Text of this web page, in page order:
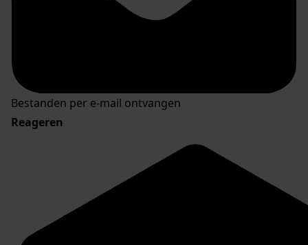
Bestanden per e-mail ontvangen
Reageren